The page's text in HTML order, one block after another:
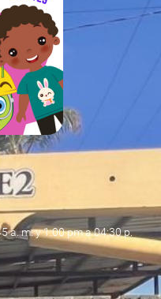
a. m. y 1:00 pm a 04:30 p.